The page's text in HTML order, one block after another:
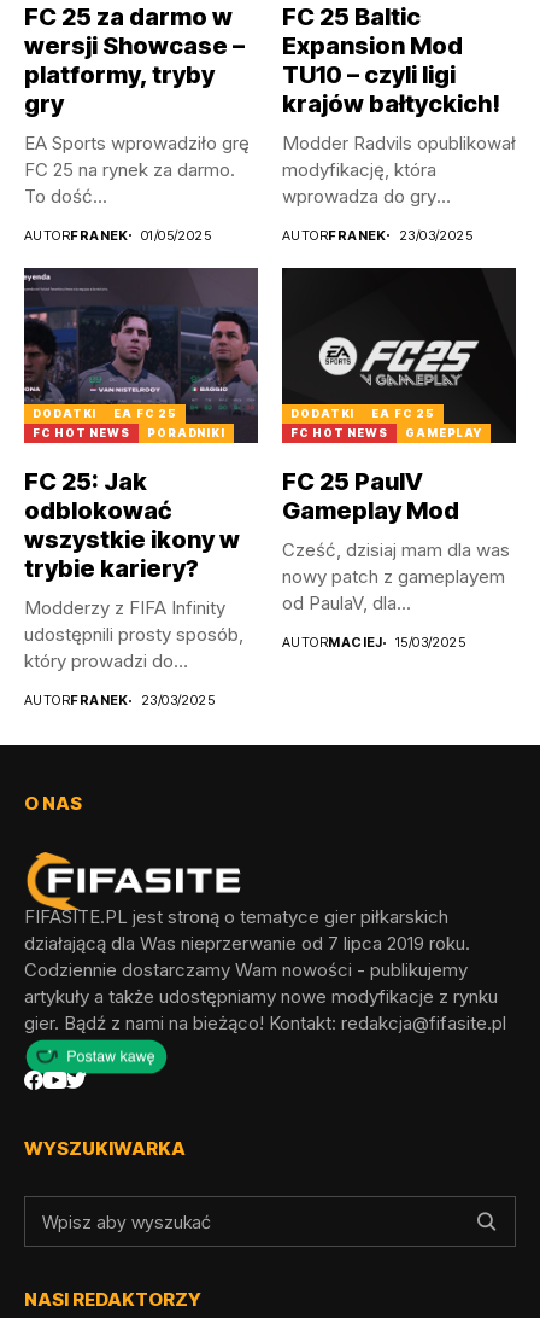
FC 25 za darmo w
wersji Showcase –
platformy, tryby
gry
EA Sports wprowadziło grę
FC 25 na rynek za darmo.
To dość...
AUTORFRANEK 01/05/2025
FC 25 Baltic
Expansion Mod
TU10 – czyli ligi
krajów bałtyckich!
Modder Radvils opublikował
modyfikację, która
wprowadza do gry
AUTORFRANEK 23/03/2025
DODATKI
EA FC 25
FC HOT NEWS
PORADNIKI
FC 25: Jak
odblokować
wszystkie ikony w
trybie kariery?
Modderzy z FIFA Infinity
udostępnili prosty sposób,
który prowadzi do
AUTORFRANEK 23/03/2025
DODATKI
EA FC 25
FC HOT NEWS
GAMEPLAY
FC 25 PaulV
Gameplay Mod
Cześć, dzisiaj mam dla was
nowy patch z gameplayem
od PaulaV, dla...
AUTORMACIEJ 15/03/2025
O NAS
FIFASITE.PL jest stroną o tematyce gier piłkarskich
działającą dla Was nieprzerwanie od 7 lipca 2019 roku.
Codziennie dostarczamy Wam nowości - publikujemy
artykuły a także udostępniamy nowe modyfikacje z rynku
gier. Bądź z nami na bieżąco! Kontakt: redakcja@fifasite.pl
WYSZUKIWARKA
NASI REDAKTORZY